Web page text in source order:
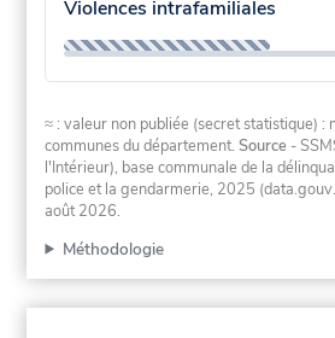
Violences intrafamiliales
≈ : valeur non publiée (secret statistique) :
communes du département.Source -
l'Intérieur), base communale de la
police et la gendarmerie, 2025
août 2026.
Méthodologie